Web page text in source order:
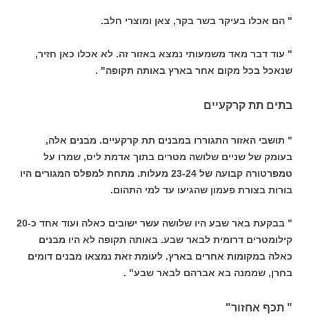
" הם אכלו בעיקר בשר בקר, צאן ומוצרי חלב.
" עוד דבר מאד משמעותי נמצא באזור זה. לא אכלו כאן חזיר,
שנאכל בכל מקום אחר בארץ באותה תקופה" .
בתים תת קרקעיים
" תושבי האזור התגוררו במבנים תת קרקעיים. מבנים אלה,
בעומק של שניים שלושה מטרים בתוך אדמת ליס, שמרו על
טמפרטורה קבועה של 23-24 מעלות. מתחת למפלס המגורים היו
בורות בצורת פעמון שהגיעו עד למי התהום.
" בבקעת באר שבע היו שלושה עשר ישובים כאלה ועוד אחד כ-20
קילומטרים דרומית לבאר שבע. באותה תקופה לא היו מבנים
כאלה במקומות אחרים בארץ. לעומת זאת נמצאו מבנים דומים
בחרן, שממנה בא אברהם לבאר שבע" .
" תכף אחזור"